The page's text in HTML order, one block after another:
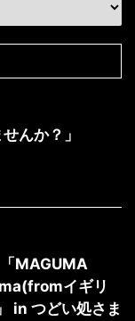
んか？」
MAGUMA
イギリ
in つどい処さま